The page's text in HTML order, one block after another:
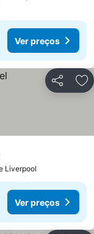
Ver preços
Partilhar
Liverpool
Ver preços